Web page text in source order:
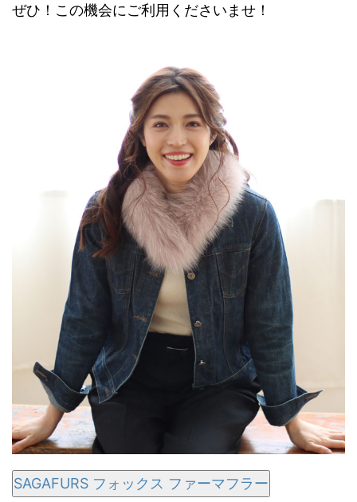
ぜひ！この機会にご利用くださいませ！
SAGAFURS フォックス ファーマフラー